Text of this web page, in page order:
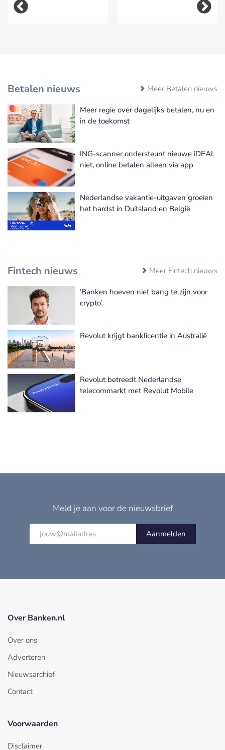
Betalen nieuws Meer Betalen nieuws
Meer regie over dagelijks betalen, nu en
in de toekomst
ING-scanner ondersteunt nieuwe iDEAL
niet, online betalen alleen via app
Nederlandse vakantie-uitgaven groeien
het hardst in Duitsland en België
Fintech nieuws Meer Fintech nieuws
‘Banken hoeven niet bang te zijn voor
crypto’
Revolut krijgt banklicentie in Australië
Revolut betreedt Nederlandse
telecommarkt met Revolut Mobile
Meld je aan voor de nieuwsbrief
Aanmelden
Over Banken.nl
Over ons
Adverteren
Nieuwsarchief
Contact
Voorwaarden
Disclaimer